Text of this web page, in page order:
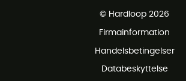
© Hardloop 2026
Firmainformation
Handelsbetingelser
Databeskyttelse